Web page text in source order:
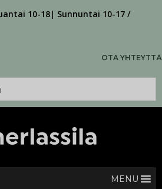
10-18| Sunnuntai 10-17 /
OTA YHTEYTTÄ
MENU